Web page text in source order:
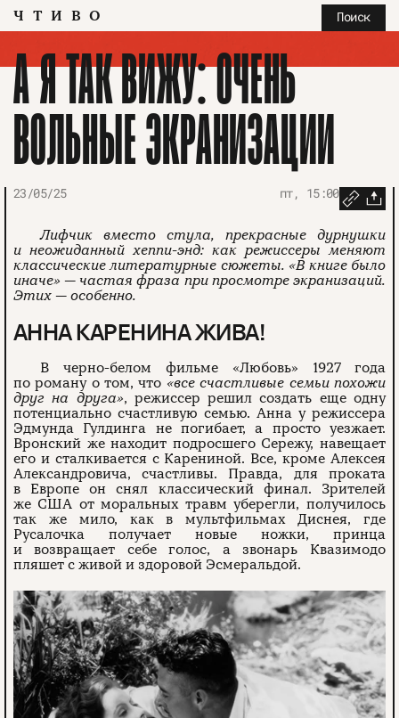
ЧТИВО Поиск
А Я ТАК ВИЖУ: ОЧЕНЬ
ВОЛЬНЫЕ ЭКРАНИЗАЦИИ
23/05/25 пт, 15:00
Лифчик вместо стула, прекрасные дурнушки
и неожиданный хеппи-энд: как режиссеры меняют
классические литературные сюжеты. «В книге было
иначе» — частая фраза при просмотре экранизаций.
Этих — особенно.
АННА КАРЕНИНА ЖИВА!
В черно-белом фильме «Любовь» 1927 года
по роману о том, что «все счастливые семьи похожи
друг на друга», режиссер решил создать еще одну
потенциально счастливую семью. Анна у режиссера
Эдмунда Гулдинга не погибает, а просто уезжает.
Вронский же находит подросшего Сережу, навещает
его и сталкивается с Карениной. Все, кроме Алексея
Александровича, счастливы. Правда, для проката
в Европе он снял классический финал. Зрителей
же США от моральных травм уберегли, получилось
так же мило, как в мультфильмах Диснея, где
Русалочка получает новые ножки, принца
и возвращает себе голос, а звонарь Квазимодо
пляшет с живой и здоровой Эсмеральдой.